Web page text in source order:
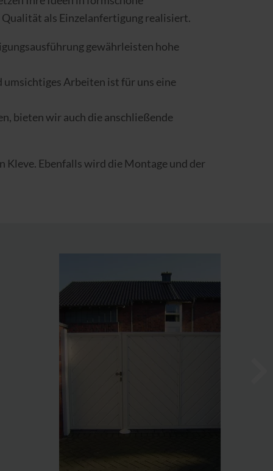
als Einzelanfertigung realisiert.
gewährleisten hohe
umsichtiges Arbeiten ist für uns eine
bieten wir auch die anschließende
Ebenfalls wird die Montage und der